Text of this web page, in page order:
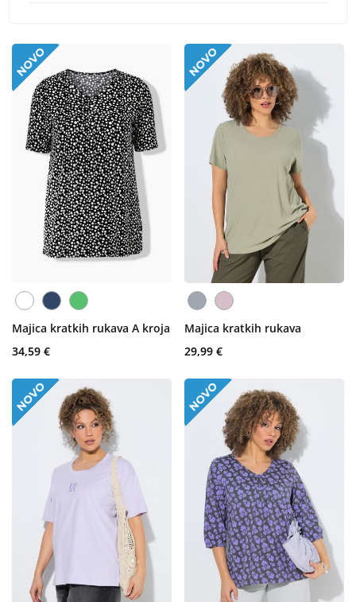
Majica kratkih rukava A kroja
34,59 €
Majica kratkih rukava
29,99 €